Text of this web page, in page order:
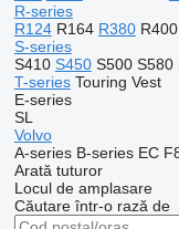
R-series
R124 R164 R380 R400
S-series
S410 S450 S500 S580
T-series Touring Vest
E-series
SL
Volvo
A-series B-series EC
Arată tuturor
Locul de amplasare
Căutare într-o rază de